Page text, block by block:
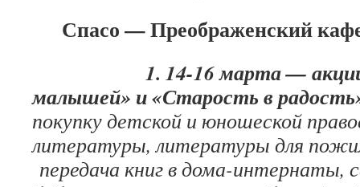
Спасо — Преображенский
1. 14-16 марта — акции:
малышей» и «Старость в
покупку детской и юношеской
литературы, литературы для
передача книг в дома-интернаты,